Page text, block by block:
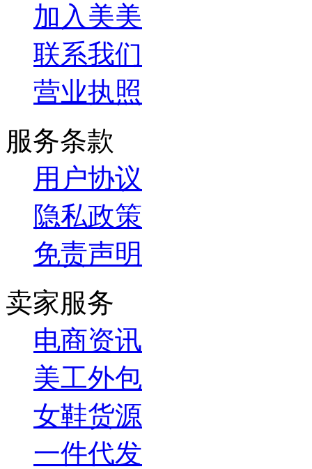
加入美美
联系我们
营业执照
服务条款
用户协议
隐私政策
免责声明
卖家服务
电商资讯
美工外包
女鞋货源
一件代发